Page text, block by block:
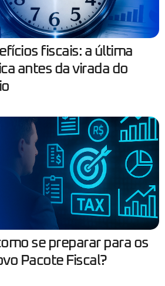
fiscais: a última
antes da virada do
se preparar para os
Pacote Fiscal?